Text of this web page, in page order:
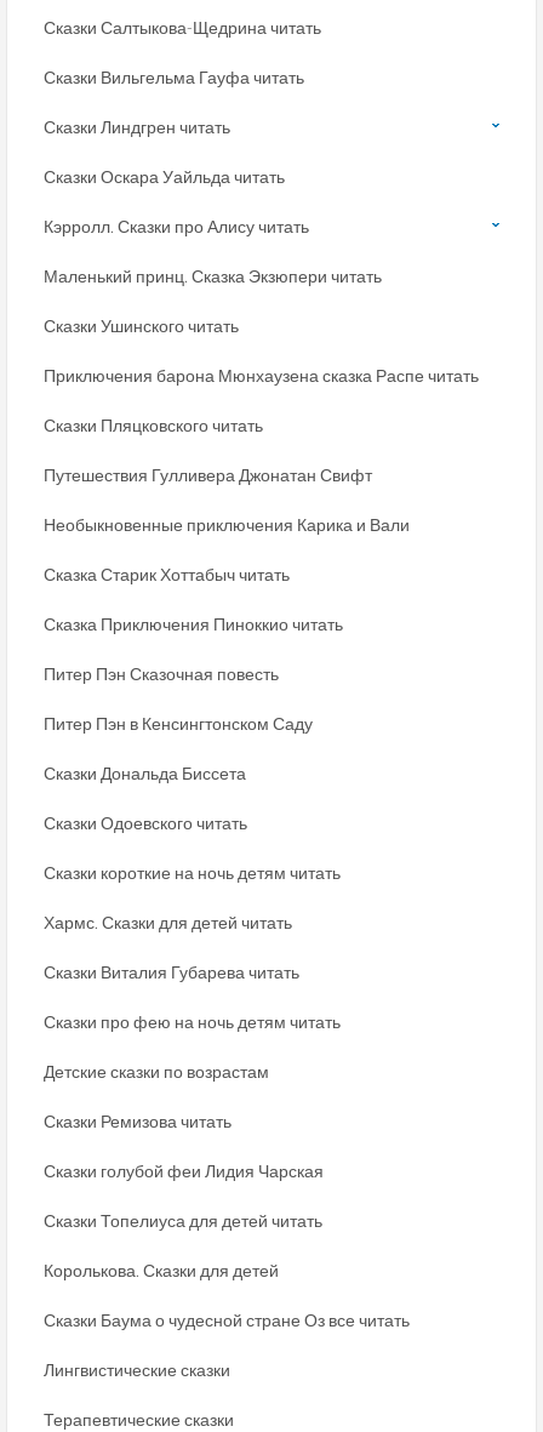
Сказки Салтыкова-Щедрина читать
Сказки Вильгельма Гауфа читать
Сказки Линдгрен читать
Сказки Оскара Уайльда читать
Кэрролл. Сказки про Алису читать
Маленький принц. Сказка Экзюпери читать
Сказки Ушинского читать
Приключения барона Мюнхаузена сказка Распе читать
Сказки Пляцковского читать
Путешествия Гулливера Джонатан Свифт
Необыкновенные приключения Карика и Вали
Сказка Старик Хоттабыч читать
Сказка Приключения Пиноккио читать
Питер Пэн Сказочная повесть
Питер Пэн в Кенсингтонском Саду
Сказки Дональда Биссета
Сказки Одоевского читать
Сказки короткие на ночь детям читать
Хармс. Сказки для детей читать
Сказки Виталия Губарева читать
Сказки про фею на ночь детям читать
Детские сказки по возрастам
Сказки Ремизова читать
Сказки голубой феи Лидия Чарская
Сказки Топелиуса для детей читать
Королькова. Сказки для детей
Сказки Баума о чудесной стране Оз все читать
Лингвистические сказки
Терапевтические сказки